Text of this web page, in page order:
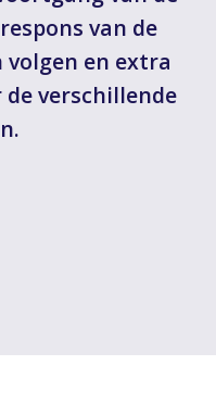
van de
volgen en extra
verschillende